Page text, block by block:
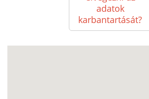
adatok
karbantartását?